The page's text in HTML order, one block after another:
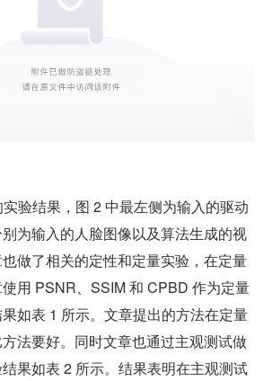
验结果，图 2 中最左侧为输入的驱动
为输入的人脸图像以及算法生成的视
做了相关的定性和定量实验，在定量
用 PSNR、SSIM 和 CPBD 作为定量
如表 1 所示。文章提出的方法在定量
法要好。同时文章也通过主观测试做
果如表 2 所示。结果表明在主观测试